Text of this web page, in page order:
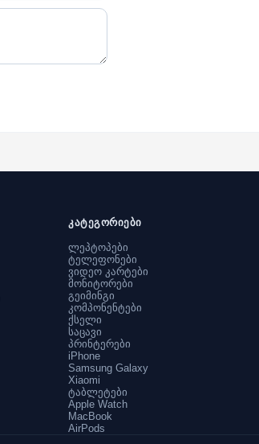
კატეგორიები
ლეპტოპები
ტელეფონები
ვიდეო კარტები
მონიტორები
გეიმინგი
კომპონენტები
ქსელი
საცავი
პრინტერები
iPhone
Samsung Galaxy
Xiaomi
ტაბლეტები
Apple Watch
MacBook
AirPods